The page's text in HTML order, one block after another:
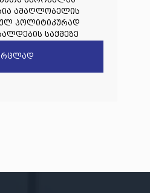
ამაღლობელის
პოლიტიკურად
საქმეზე